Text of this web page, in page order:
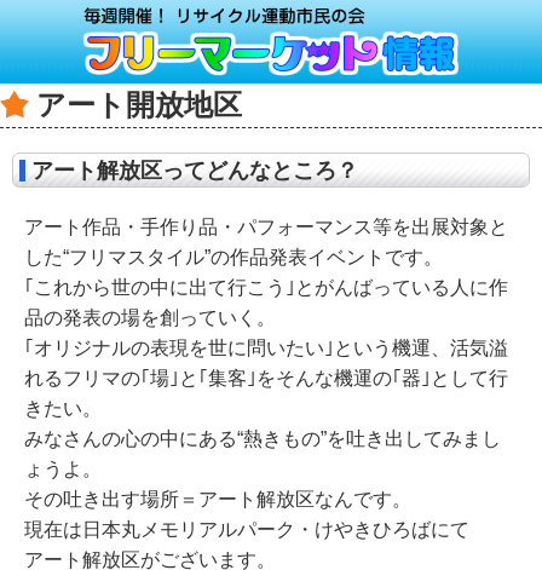
アート開放地区
アート解放区ってどんなところ？
アート作品・手作り品・パフォーマンス等を出展対象と
した“フリマスタイル”の作品発表イベントです。
｢これから世の中に出て行こう｣とがんばっている人に作
品の発表の場を創っていく。
｢オリジナルの表現を世に問いたい｣という機運、活気溢
れるフリマの｢場｣と｢集客｣をそんな機運の｢器｣として行
きたい。
みなさんの心の中にある“熱きもの”を吐き出してみまし
ょうよ。
その吐き出す場所＝アート解放区なんです。
現在は日本丸メモリアルパーク・けやきひろばにて
アート解放区がございます。